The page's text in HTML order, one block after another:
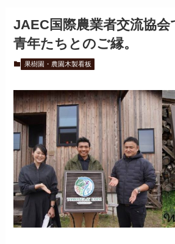
JAEC国際農業者交流協会
青年たちとのご縁。
果樹園・農園木製看板